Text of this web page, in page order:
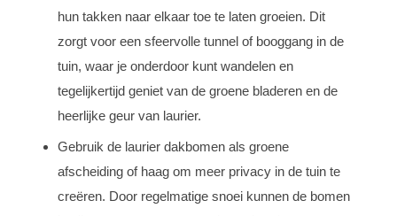
hun takken naar elkaar toe te laten groeien. Dit
zorgt voor een sfeervolle tunnel of booggang in de
tuin, waar je onderdoor kunt wandelen en
tegelijkertijd geniet van de groene bladeren en de
heerlijke geur van laurier.
Gebruik de laurier dakbomen als groene
afscheiding of haag om meer privacy in de tuin te
creëren. Door regelmatige snoei kunnen de bomen